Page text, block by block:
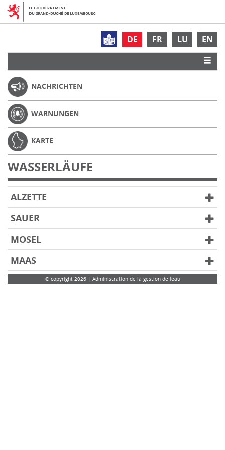
DE FR LU EN
NACHRICHTEN
WARNUNGEN
KARTE
WASSERLÄUFE
ALZETTE
SAUER
MOSEL
MAAS
© copyright 2026 | Administration de la gestion de leau